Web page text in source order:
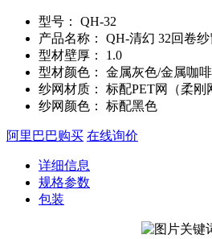
型号：
QH-32
产品名称：
QH-清幻 32回卷纱
型材壁厚：
1.0
型材颜色：
金属灰色/金属咖
纱网材质：
标配PET网（柔刚
纱网颜色：
标配黑色
阿里巴巴购买 在线询价
详细信息
规格参数
包装